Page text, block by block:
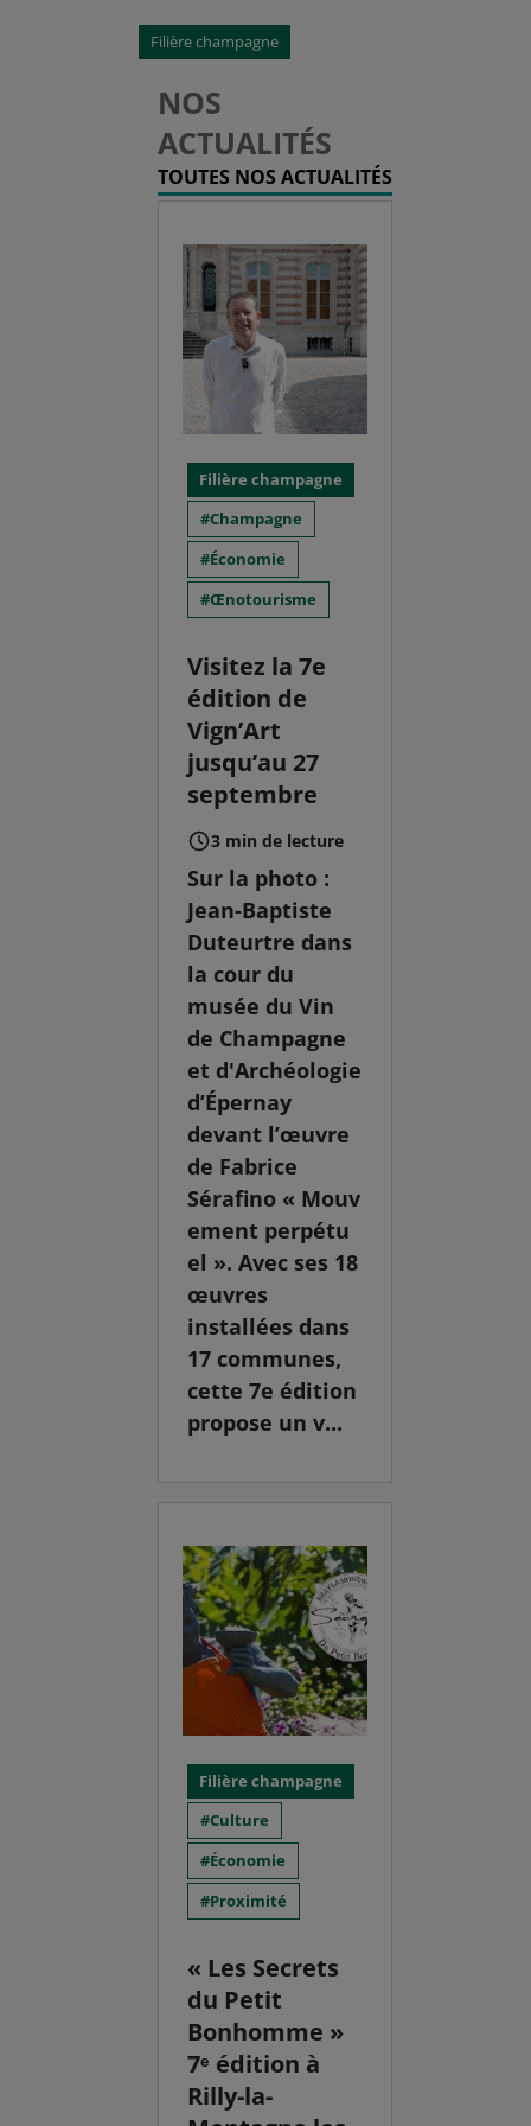
Filière champagne
NOS
ACTUALITÉS
TOUTES NOS ACTUALITÉS
Filière champagne
Champagne
Économie
Œnotourisme
Visitez la 7e
édition de
Vign’Art
jusqu’au 27
septembre
3 min de lecture
Sur la photo :
Jean-Baptiste
Duteurtre dans
la cour du
musée du Vin
de Champagne
et d'Archéologie
d’Épernay
devant l’œuvre
de Fabrice
Sérafino « Mouv
ement perpétu
el ». Avec ses 18
œuvres
installées dans
17 communes,
cette 7e édition
propose un v...
Filière champagne
Culture
Économie
Proximité
« Les Secrets
du Petit
Bonhomme »
7ᵉ édition à
Rilly-la-